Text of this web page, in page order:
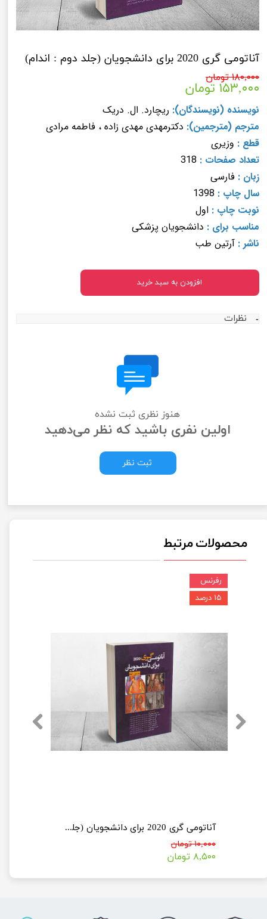
آناتومی گری 2020 برای دانشجویان (جلد دوم : اندام)
۱۸۰,۰۰۰ تومان
۱۵۳,۰۰۰ تومان
نویسنده (نویسندگان): ریچارد. ال. دریک
مترجم (مترجمین): دکترمهدی مهدی زاده ، فاطمه مرادی
قطع : وزیری
تعداد صفحات :
زبان : فارسی
سال چاپ : 1398
نوبت چاپ : اول
مناسب برای : دانشجویان پزشکی
ناشر : آرتین طب
افزودن به سبد خرید
نظرات
هنوز نظری ثبت نشده
اولین نفری باشید که نظر می‌دهید
ثبت نظر
محصولات مرتبط
آناتومی گری 2020 برای دانشجویان (جلد اول : تنه)
۱۰,۰۰۰ تومان
۸,۵۰۰ تومان
رفرنس
۱۵ درصد